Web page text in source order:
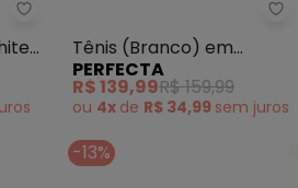
Vizzano - Tênis Vizzano (Off
Tênis (Branco) em
Sisntético
PERFECTA
R$ 139,99R$ 159,99
ou 4x de R$ 34,99 sem juros
-13%